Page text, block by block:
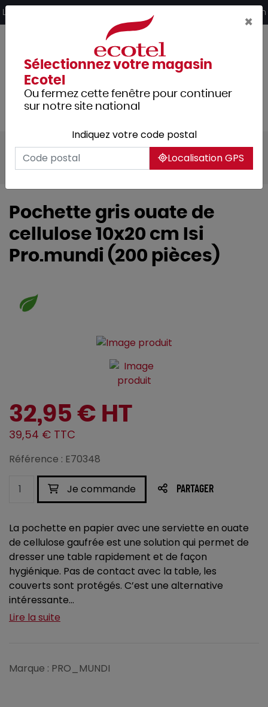
Livraison offerte dès 249€ HT d’achat et retrait 2h en magasin
Tous les produits
Usage unique
Nappage
Pochettes serviette
Pochette gris ouate de
cellulose 10x20 cm Isi
Pro.mundi (200 pièces)
32,95 € HT
39,54 € TTC
Référence : E70348
Je commande PARTAGER
La pochette en papier avec une serviette en ouate
de cellulose gaufrée est une solution qui permet de
dresser une table rapidement et de façon
hygiénique. Pas de contact avec la table, les
couverts sont protégés. C’est une alternative
intéressante...
Lire la suite
Marque : PRO_MUNDI
×
Sélectionnez votre magasin
Ecotel
Ou fermez cette fenêtre pour continuer
sur notre site national
Indiquez votre code postal
Localisation GPS
Panneau de gestion des cookies